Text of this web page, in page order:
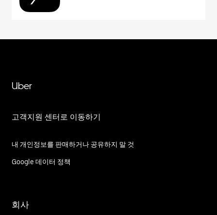
Uber
고객지원 센터로 이동하기
내 개인정보를 판매하거나 공유하지 말 것
Google 데이터 정책
회사